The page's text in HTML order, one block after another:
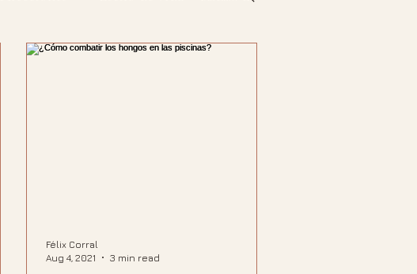
Félix Corral
Aug 4, 2021
3 min read